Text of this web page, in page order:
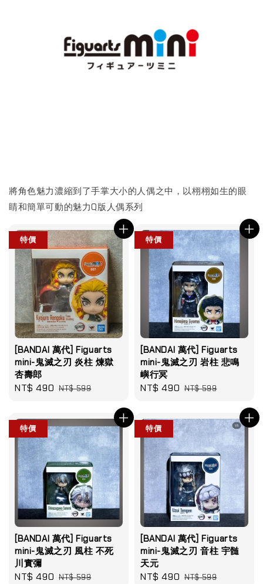
將角色魅力濃縮到了手掌大小的人偶之中，以栩栩如生的眼
睛和簡單可動的魅力Q版人偶系列
特價
[BANDAI 萬代] Figuarts
mini-鬼滅之刃 炎柱 煉獄
杏壽郎
Sale
NT$ 490 Regular
NT$ 599
特價
[BANDAI 萬代] Figuarts
mini-鬼滅之刃 岩柱 悲鳴
嶼行冥
Sale
NT$ 490 Regular
NT$ 599
特價
[BANDAI 萬代] Figuarts
mini-鬼滅之刃 風柱 不死
川實彌
Sale
NT$ 490 Regular
NT$ 599
特價
[BANDAI 萬代] Figuarts
mini-鬼滅之刃 音柱 宇髄
天元
Sale
NT$ 490 Regular
NT$ 599